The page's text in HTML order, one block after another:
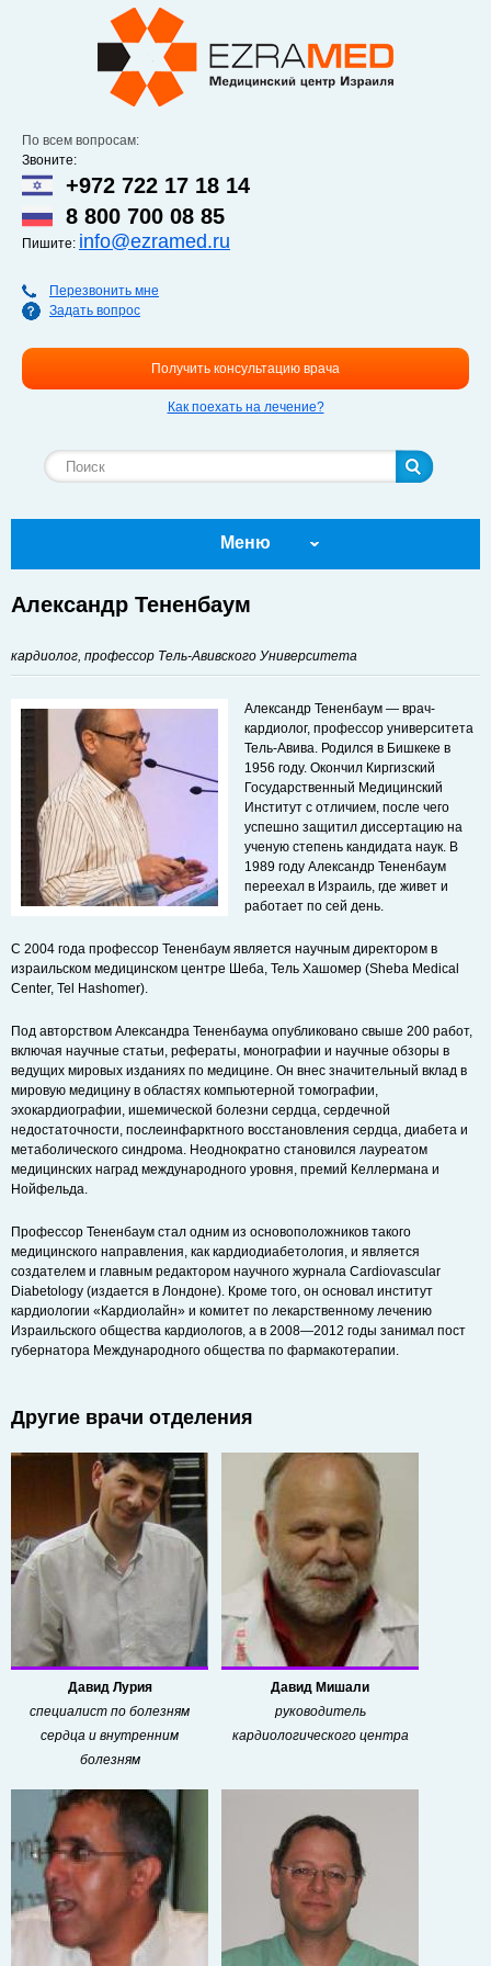
основному
содержанию
По всем вопросам:
Звоните:
+972 722 17 18 14
8 800 700 08 85
Пишите: info@ezramed.ru
Перезвонить мне
Задать вопрос
Получить консультацию врача
Как поехать на лечение?
Меню
Александр Тененбаум
кардиолог, профессор Тель-Авивского Университета
Александр Тененбаум — врач-
кардиолог, профессор университета
Тель-Авива. Родился в Бишкеке в
1956 году. Окончил Киргизский
Государственный Медицинский
Институт с отличием, после чего
успешно защитил диссертацию на
ученую степень кандидата наук. В
1989 году Александр Тененбаум
переехал в Израиль, где живет и
работает по сей день.
С 2004 года профессор Тененбаум является научным директором в
израильском медицинском центре Шеба, Тель Хашомер (Sheba Medical
Center, Tel Hashomer).
Под авторством Александра Тененбаума опубликовано свыше 200 работ,
включая научные статьи, рефераты, монографии и научные обзоры в
ведущих мировых изданиях по медицине. Он внес значительный вклад в
мировую медицину в областях компьютерной томографии,
эхокардиографии, ишемической болезни сердца, сердечной
недостаточности, послеинфарктного восстановления сердца, диабета и
метаболического синдрома. Неоднократно становился лауреатом
медицинских наград международного уровня, премий Келлермана и
Нойфельда.
Профессор Тененбаум стал одним из основоположников такого
медицинского направления, как кардиодиабетология, и является
создателем и главным редактором научного журнала Cardiovascular
Diabetology (издается в Лондоне). Кроме того, он основал институт
кардиологии «Кардиолайн» и комитет по лекарственному лечению
Израильского общества кардиологов, а в 2008—2012 годы занимал пост
губернатора Международного общества по фармакотерапии.
Другие врачи отделения
Давид Лурия
специалист по болезням
сердца и внутренним
болезням
Давид Мишали
руководитель
кардиологического центра